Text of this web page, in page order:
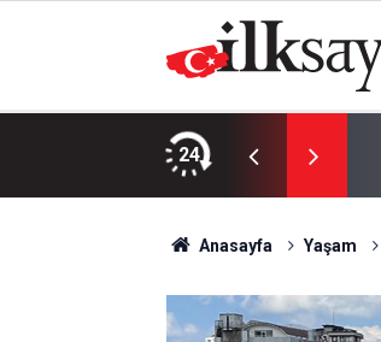
24
bugün kimin maçı var, hangi kanalda?
Anasayfa Yaşam